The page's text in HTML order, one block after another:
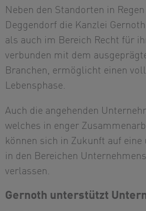
Neben den Standorten in
Deggendorf die Kanzlei
als auch im Bereich Recht für
verbunden mit dem
Branchen, ermöglicht einen
Lebensphase.
Auch die angehenden
welches in enger
können sich in Zukunft auf
in den Bereichen
verlassen.
Gernoth unterstützt